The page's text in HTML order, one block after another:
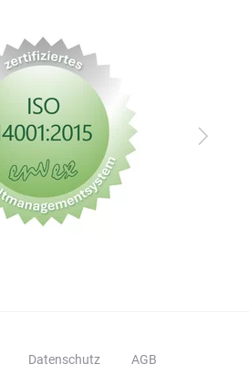
Vor
Datenschutz AGB